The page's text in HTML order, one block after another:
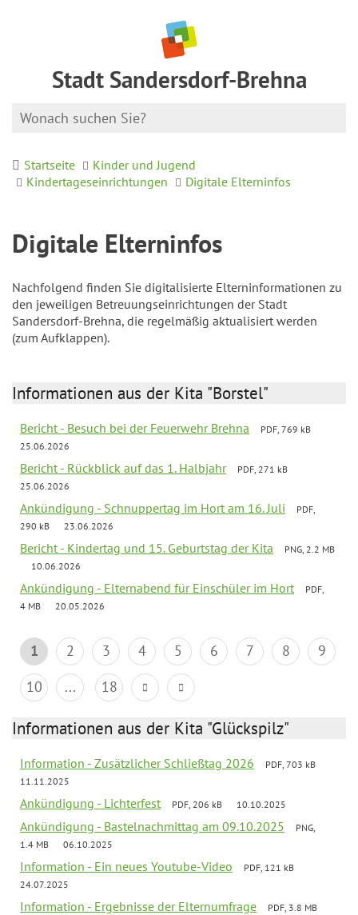
Stadt Sandersdorf-Brehna
Startseite
Kinder und Jugend
Kindertageseinrichtungen
Digitale Elterninfos
Digitale Elterninfos
Nachfolgend finden Sie digitalisierte Elterninformationen zu
den jeweiligen Betreuungseinrichtungen der Stadt
Sandersdorf-Brehna, die regelmäßig aktualisiert werden
(zum Aufklappen).
Informationen aus der Kita "Borstel"
Bericht - Besuch bei der Feuerwehr Brehna
PDF, 769 kB
25.06.2026
Bericht - Rückblick auf das 1. Halbjahr
PDF, 271 kB
25.06.2026
Ankündigung - Schnuppertag im Hort am 16. Juli
PDF,
290 kB
23.06.2026
Bericht - Kindertag und 15. Geburtstag der Kita
PNG, 2.2 MB
10.06.2026
Ankündigung - Elternabend für Einschüler im Hort
PDF,
4 MB
20.05.2026
1 2 3 4 5 6 7 8
9
10
... 18
Informationen aus der Kita "Glückspilz"
Information - Zusätzlicher Schließtag 2026
PDF, 703 kB
11.11.2025
Ankündigung - Lichterfest PDF, 206 kB 10.10.2025
Ankündigung - Bastelnachmittag am 09.10.2025
PNG,
1.4 MB
06.10.2025
Information - Ein neues Youtube-Video
PDF, 121 kB
24.07.2025
Information - Ergebnisse der Elternumfrage
PDF, 3.8 MB